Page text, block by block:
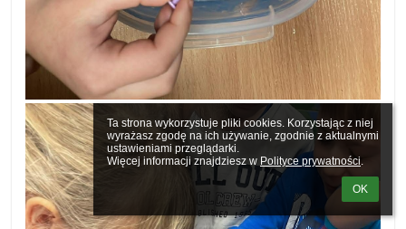
Ta strona wykorzystuje pliki cookies. Korzystając z niej
wyrażasz zgodę na ich używanie, zgodnie z aktualnymi
ustawieniami przeglądarki.
Więcej informacji znajdziesz w Polityce prywatności.
OK